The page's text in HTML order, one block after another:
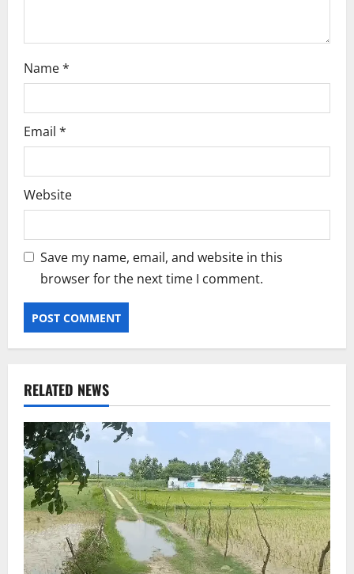
Name*
Email *
Website
Save my name, email, and website in this
browser for the next time I comment.
RELATED NEWS